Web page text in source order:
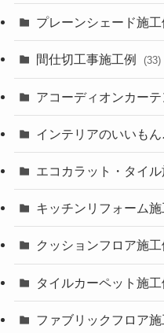
プレーンシェード施工
間仕切工事施工例 (33)
アコーディオンカー
インテリアのいいもん
エコカラット・タイ
キッチンリフォーム施
クッションフロア施工
タイルカーペット施工
ファブリックフロア施